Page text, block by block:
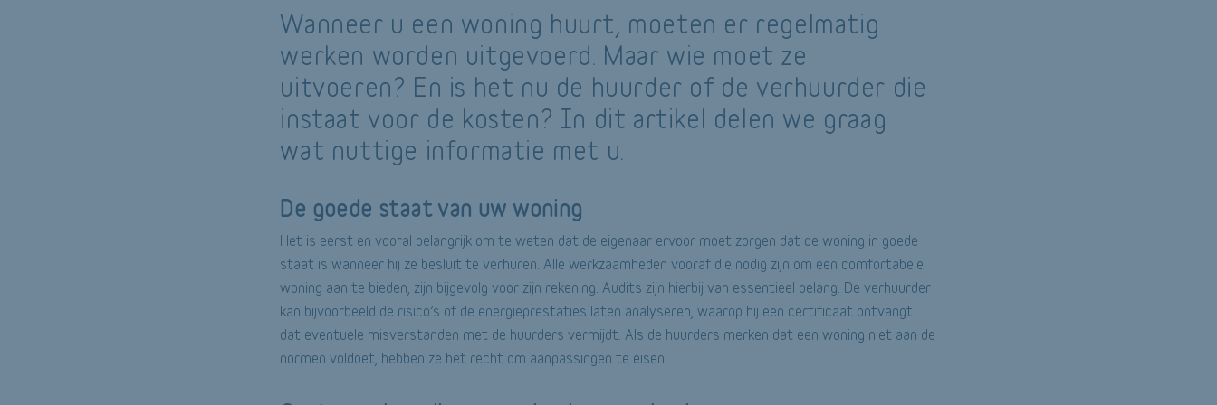
Wanneer u een woning huurt, moeten er regelmatig
werken worden uitgevoerd. Maar wie moet ze
uitvoeren? En is het nu de huurder of de verhuurder die
instaat voor de kosten? In dit artikel delen we graag
wat nuttige informatie met u.
De goede staat van uw woning
Het is eerst en vooral belangrijk om te weten dat de eigenaar ervoor moet zorgen dat de woning in goede
staat is wanneer hij ze besluit te verhuren. Alle werkzaamheden vooraf die nodig zijn om een comfortabele
woning aan te bieden, zijn bijgevolg voor zijn rekening. Audits zijn hierbij van essentieel belang. De verhuurder
kan bijvoorbeeld de risico’s of de energieprestaties laten analyseren, waarop hij een certificaat ontvangt
dat eventuele misverstanden met de huurders vermijdt. Als de huurders merken dat een woning niet aan de
normen voldoet, hebben ze het recht om aanpassingen te eisen.